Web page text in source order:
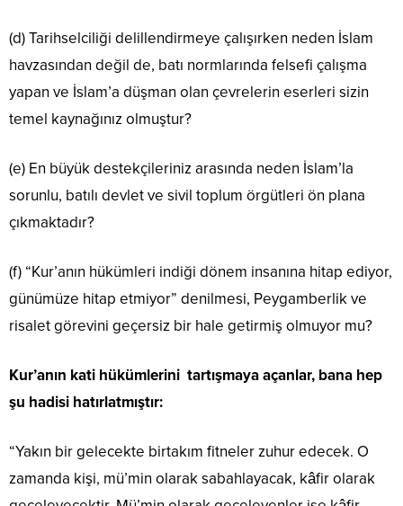
(d) Tarihselciliği delillendirmeye çalışırken neden İslam
havzasından değil de, batı normlarında felsefi çalışma
yapan ve İslam’a düşman olan çevrelerin eserleri sizin
temel kaynağınız olmuştur?
(e) En büyük destekçileriniz arasında neden İslam’la
sorunlu, batılı devlet ve sivil toplum örgütleri ön plana
çıkmaktadır?
(f) “Kur’anın hükümleri indiği dönem insanına hitap ediyor,
günümüze hitap etmiyor” denilmesi, Peygamberlik ve
risalet görevini geçersiz bir hale getirmiş olmuyor mu?
Kur’anın kati hükümlerini tartışmaya açanlar, bana hep
şu hadisi hatırlatmıştır:
“Yakın bir gelecekte birtakım fitneler zuhur edecek. O
zamanda kişi, mü’min olarak sabahlayacak, kâfir olarak